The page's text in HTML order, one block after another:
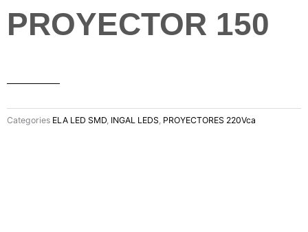
PROYECTOR 150
Categories ELA LED SMD INGAL LEDS PROYECTORES 220Vca